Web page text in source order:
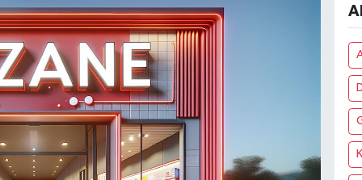
6862,09000